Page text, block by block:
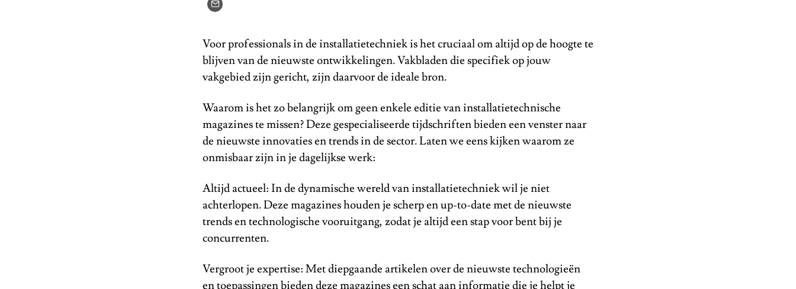
Voor professionals in de installatietechniek is het cruciaal om altijd op de hoogte te
blijven van de nieuwste ontwikkelingen. Vakbladen die specifiek op jouw
vakgebied zijn gericht, zijn daarvoor de ideale bron.
Waarom is het zo belangrijk om geen enkele editie van installatietechnische
magazines te missen? Deze gespecialiseerde tijdschriften bieden een venster naar
de nieuwste innovaties en trends in de sector. Laten we eens kijken waarom ze
onmisbaar zijn in je dagelijkse werk:
Altijd actueel: In de dynamische wereld van installatietechniek wil je niet
achterlopen. Deze magazines houden je scherp en up-to-date met de nieuwste
trends en technologische vooruitgang, zodat je altijd een stap voor bent bij je
concurrenten.
Vergroot je expertise: Met diepgaande artikelen over de nieuwste technologieën
en toepassingen bieden deze magazines een schat aan informatie die je helpt je